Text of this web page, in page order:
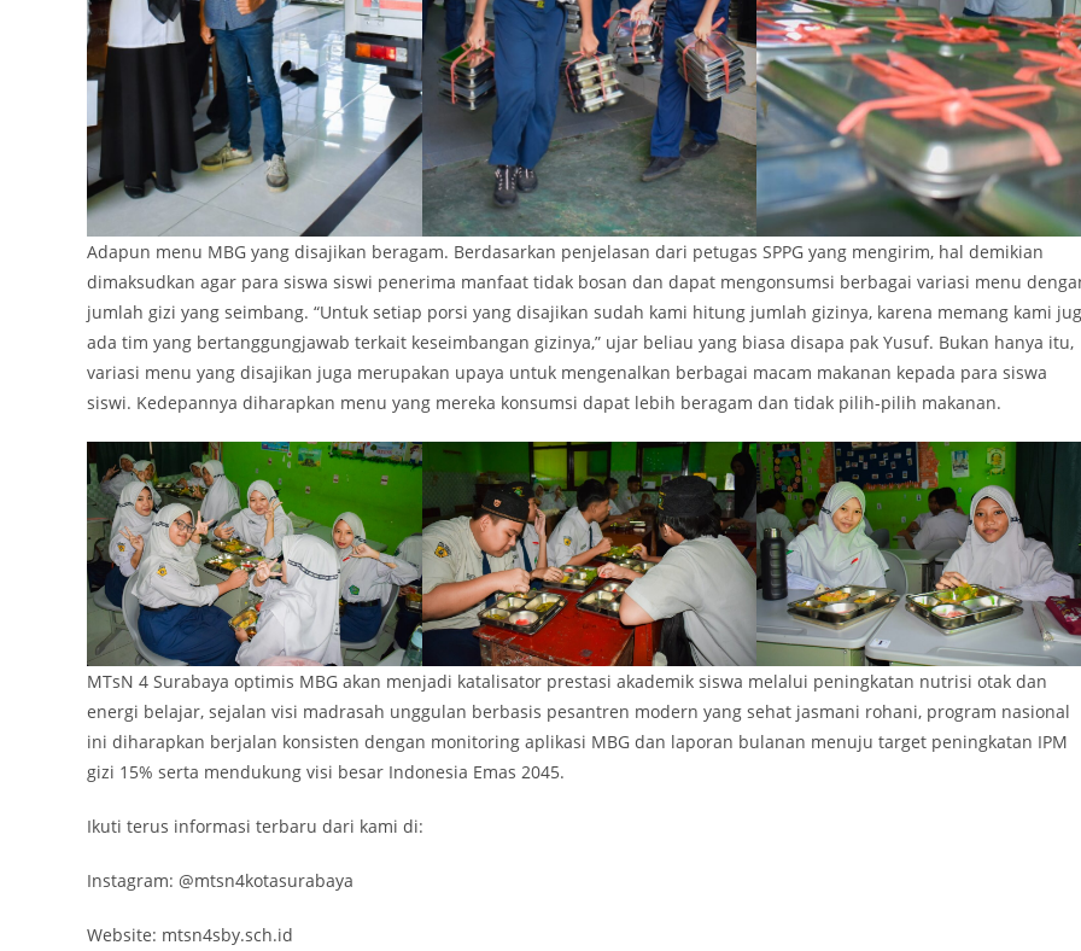
Adapun menu MBG yang disajikan beragam. Berdasarkan penjelasan dari petugas SPPG yang mengirim, hal demikian
dimaksudkan agar para siswa siswi penerima manfaat tidak bosan dan dapat mengonsumsi berbagai variasi menu
jumlah gizi yang seimbang. “Untuk setiap porsi yang disajikan sudah kami hitung jumlah gizinya, karena memang kami
ada tim yang bertanggungjawab terkait keseimbangan gizinya,” ujar beliau yang biasa disapa pak Yusuf. Bukan hanya itu,
variasi menu yang disajikan juga merupakan upaya untuk mengenalkan berbagai macam makanan kepada para siswa
siswi. Kedepannya diharapkan menu yang mereka konsumsi dapat lebih beragam dan tidak pilih-pilih makanan.
MTsN 4 Surabaya optimis MBG akan menjadi katalisator prestasi akademik siswa melalui peningkatan nutrisi otak dan
energi belajar, sejalan visi madrasah unggulan berbasis pesantren modern yang sehat jasmani rohani, program nasional
ini diharapkan berjalan konsisten dengan monitoring aplikasi MBG dan laporan bulanan menuju target peningkatan IPM
gizi 15% serta mendukung visi besar Indonesia Emas 2045.
Ikuti terus informasi terbaru dari kami di:
Instagram: @mtsn4kotasurabaya
Website: mtsn4sby.sch.id